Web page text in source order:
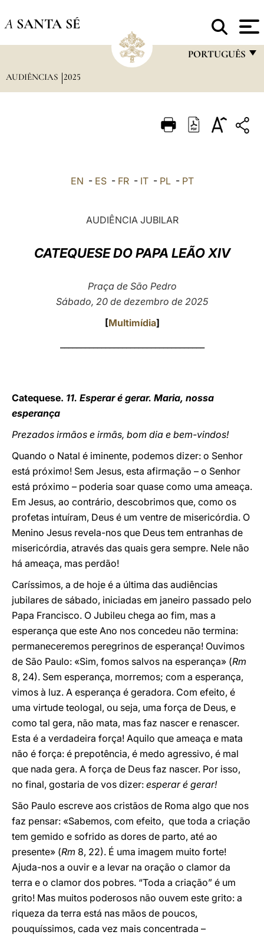
A SANTA SÉ
PORTUGUÊS
ITALIANO
中文
AUDIÊNCIAS 2025
EN - ES- FR- IT- PL- PT
AUDIÊNCIA JUBILAR
CATEQUESE DO PAPA LEÃO XIV
Praça de São Pedro
Sábado, 20 de dezembro de 2025
[Multimídia]
Catequese. 11. Esperar é gerar. Maria, nossa
esperança
Prezados irmãos e irmãs, bom dia e bem-vindos!
Quando o Natal é iminente, podemos dizer: o Senhor
está próximo! Sem Jesus, esta afirmação – o Senhor
está próximo – poderia soar quase como uma ameaça.
Em Jesus, ao contrário, descobrimos que, como os
profetas intuíram, Deus é um ventre de misericórdia. O
Menino Jesus revela-nos que Deus tem entranhas de
misericórdia, através das quais gera sempre. Nele não
há ameaça, mas perdão!
Caríssimos, a de hoje é a última das audiências
jubilares de sábado, iniciadas em janeiro passado pelo
Papa Francisco. O Jubileu chega ao fim, mas a
esperança que este Ano nos concedeu não termina:
permaneceremos peregrinos de esperança! Ouvimos
de São Paulo: «Sim, fomos salvos na esperança» (Rm
8, 24). Sem esperança, morremos; com a esperança,
vimos à luz. A esperança é geradora. Com efeito, é
uma virtude teologal, ou seja, uma força de Deus, e
como tal gera, não mata, mas faz nascer e renascer.
Esta é a verdadeira força! Aquilo que ameaça e mata
não é força: é prepotência, é medo agressivo, é mal
que nada gera. A força de Deus faz nascer. Por isso,
no final, gostaria de vos dizer: esperar é gerar!
São Paulo escreve aos cristãos de Roma algo que nos
faz pensar: «Sabemos, com efeito, que toda a criação
tem gemido e sofrido as dores de parto, até ao
presente» (Rm 8, 22). É uma imagem muito forte!
Ajuda-nos a ouvir e a levar na oração o clamor da
terra e o clamor dos pobres. “Toda a criação” é um
grito! Mas muitos poderosos não ouvem este grito: a
riqueza da terra está nas mãos de poucos,
pouquíssimos, cada vez mais concentrada –